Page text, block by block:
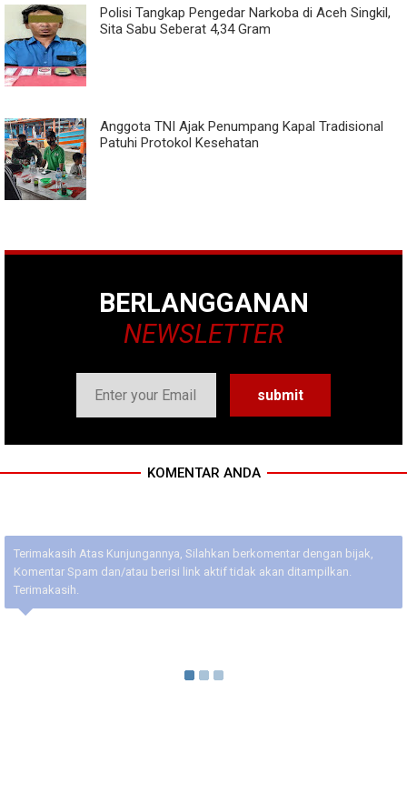
Polisi Tangkap Pengedar Narkoba di Aceh Singkil,
Sita Sabu Seberat 4,34 Gram
Anggota TNI Ajak Penumpang Kapal Tradisional
Patuhi Protokol Kesehatan
BERLANGGANAN
NEWSLETTER
KOMENTAR ANDA
Terimakasih Atas Kunjungannya, Silahkan berkomentar dengan bijak,
Komentar Spam dan/atau berisi link aktif tidak akan ditampilkan.
Terimakasih.